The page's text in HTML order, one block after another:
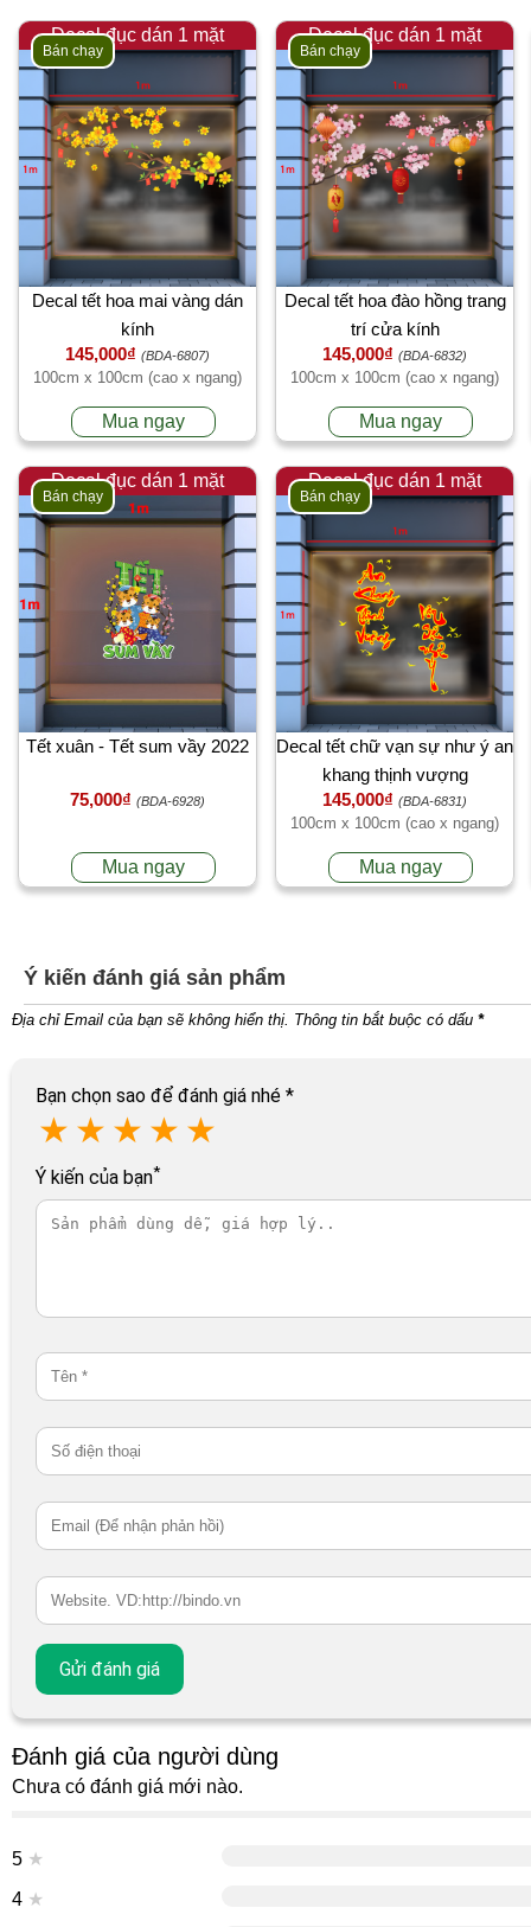
Decal đục dán 1 mặt
Bán chạy
Decal tết hoa mai vàng dán
kính
145,000₫ (BDA-6807)
100cm x 100cm (cao x ngang)
Mua ngay
Decal đục dán 1 mặt
Bán chạy
Decal tết hoa đào hồng trang
trí cửa kính
145,000₫ (BDA-6832)
100cm x 100cm (cao x ngang)
Mua ngay
Decal đục dán 1 mặt
Bán chạy
Tết xuân - Tết sum vầy 2022
75,000₫ (BDA-6928)
Mua ngay
Decal đục dán 1 mặt
Bán chạy
Decal tết chữ vạn sự như ý an
khang thịnh vượng
145,000₫ (BDA-6831)
100cm x 100cm (cao x ngang)
Mua ngay
Ý kiến đánh giá sản phẩm
Địa chỉ Email của bạn sẽ không hiển thị. Thông tin bắt buộc có dấu *
Bạn chọn sao để đánh giá nhé *
★ ★ ★ ★ ★
Ý kiến của bạn*
Đánh giá của người dùng
Chưa có đánh giá mới nào.
5 ★
4 ★